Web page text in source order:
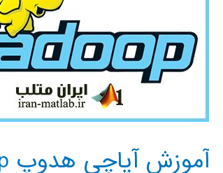
آموزش آپاچی هدوپ Apache Hadoop